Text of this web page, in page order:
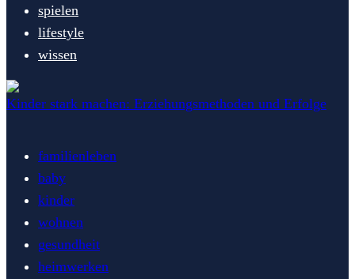
spielen
lifestyle
wissen
Kinder stark machen: Erziehungsmethoden und Erfolge
familienleben
baby
kinder
wohnen
gesundheit
heimwerken